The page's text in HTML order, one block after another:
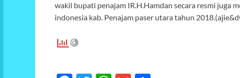
wakil bupati penajam IR.H.Hamdan secara resmi juga
indonesia kab. Penajam paser utara tahun